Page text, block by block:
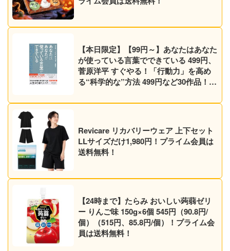
【本日限定】【99円～】あなたはあなた
が使っている言葉でできている 499円、
菅原洋平 すぐやる！「行動力」を高め
る“科学的な”方法 499円など30作品！
Revicare リカバリーウェア 上下セット
LLサイズだけ1,980円！プライム会員は
送料無料！
【24時まで】たらみ おいしい蒟蒻ゼリ
ー りんご味 150g×6個 545円（90.8円/
個）（515円、85.8円/個）！プライム会
員は送料無料！